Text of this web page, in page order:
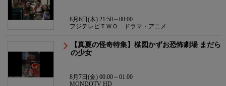
8月6日(木) 21:50～00:00
フジテレビＴＷＯ ドラマ・アニメ
【真夏の怪奇特集】楳図かずお恐怖劇場 まだら
の少女
8月7日(金) 00:00～01:00
MONDOTV HD